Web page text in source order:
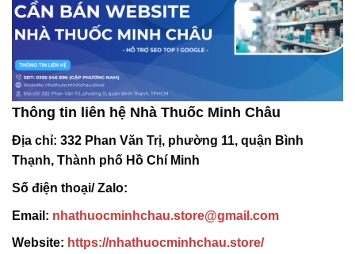
Thông tin liên hệ Nhà Thuốc Minh Châu
Địa chỉ: 332 Phan Văn Trị, phường 11, quận Bình
Thạnh, Thành phố Hồ Chí Minh
Số điện thoại/ Zalo:
Email: nhathuocminhchau.store@gmail.com
Website: https://nhathuocminhchau.store/